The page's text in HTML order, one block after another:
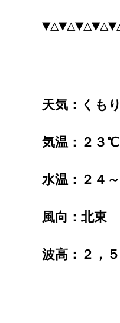
天気：くも
気温：２３ ℃
水温：２４
風向：北東
波高：２ ，